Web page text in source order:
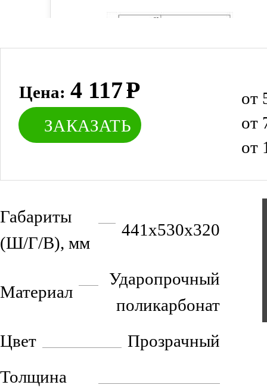
Цена: 4 117Р
ЗАКАЗАТЬ
от
от
от
Габариты
(Ш/Г/В), мм
441х530х320
Материал
Ударопрочный
поликарбонат
Цвет
Прозрачный
Толщина